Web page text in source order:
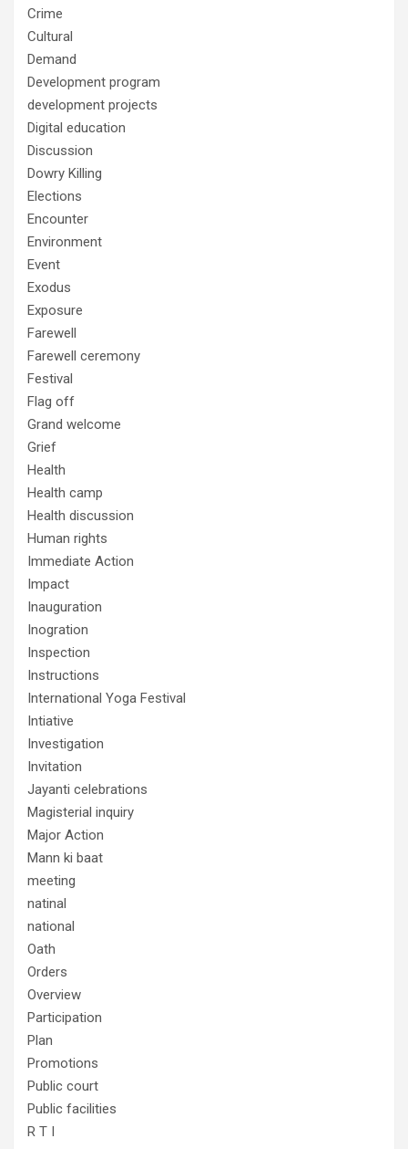
Crime
Cultural
Demand
Development program
development projects
Digital education
Discussion
Dowry Killing
Elections
Encounter
Environment
Event
Exodus
Exposure
Farewell
Farewell ceremony
Festival
Flag off
Grand welcome
Grief
Health
Health camp
Health discussion
Human rights
Immediate Action
Impact
Inauguration
Inogration
Inspection
Instructions
International Yoga Festival
Intiative
Investigation
Invitation
Jayanti celebrations
Magisterial inquiry
Major Action
Mann ki baat
meeting
natinal
national
Oath
Orders
Overview
Participation
Plan
Promotions
Public court
Public facilities
R T I